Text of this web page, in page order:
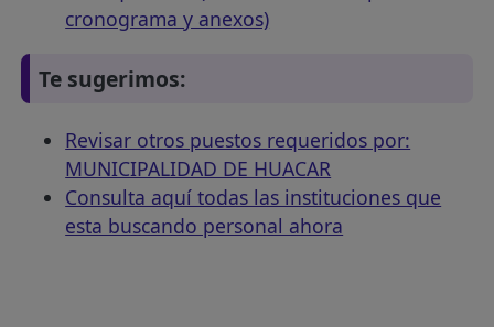
cronograma y anexos)
Te sugerimos:
Revisar otros puestos requeridos por:
MUNICIPALIDAD DE HUACAR
Consulta aquí todas las instituciones que
esta buscando personal ahora